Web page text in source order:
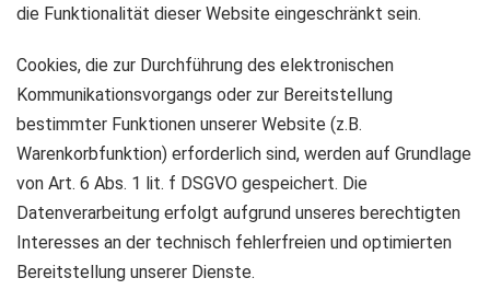
die Funktionalität dieser Website eingeschränkt sein.
Cookies, die zur Durchführung des elektronischen
Kommunikationsvorgangs oder zur Bereitstellung
bestimmter Funktionen unserer Website (z.B.
Warenkorbfunktion) erforderlich sind, werden auf Grundlage
von Art. 6 Abs. 1 lit. f DSGVO gespeichert. Die
Datenverarbeitung erfolgt aufgrund unseres berechtigten
Interesses an der technisch fehlerfreien und optimierten
Bereitstellung unserer Dienste.